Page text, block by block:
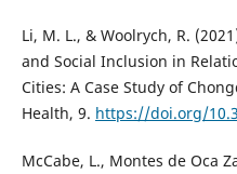
Li, M. L., & Woolrych, R.
and Social Inclusion in
Cities: A Case Study of
Health, 9. https://doi.org/
McCabe, L., Montes de Oca